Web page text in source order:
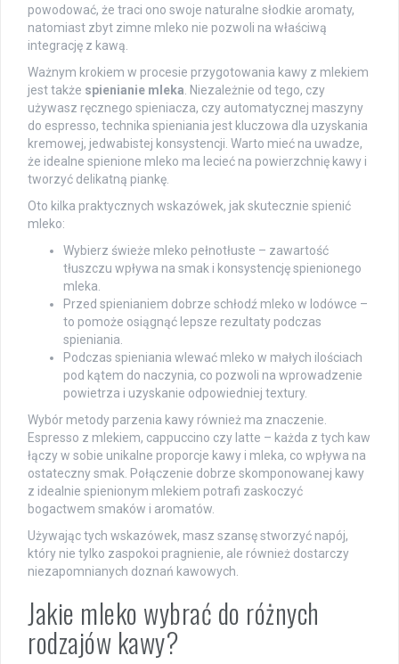
powodować, że traci ono swoje naturalne słodkie aromaty,
natomiast zbyt zimne mleko nie pozwoli na właściwą
integrację z kawą.
Ważnym krokiem w procesie przygotowania kawy z mlekiem
jest także spienianie mleka . Niezależnie od tego, czy
używasz ręcznego spieniacza, czy automatycznej maszyny
do espresso, technika spieniania jest kluczowa dla uzyskania
kremowej, jedwabistej konsystencji. Warto mieć na uwadze,
że idealne spienione mleko ma lecieć na powierzchnię kawy i
tworzyć delikatną piankę.
Oto kilka praktycznych wskazówek, jak skutecznie spienić
mleko:
Wybierz świeże mleko pełnotłuste – zawartość
tłuszczu wpływa na smak i konsystencję spienionego
mleka.
Przed spienianiem dobrze schłodź mleko w lodówce –
to pomoże osiągnąć lepsze rezultaty podczas
spieniania.
Podczas spieniania wlewać mleko w małych ilościach
pod kątem do naczynia, co pozwoli na wprowadzenie
powietrza i uzyskanie odpowiedniej textury.
Wybór metody parzenia kawy również ma znaczenie.
Espresso z mlekiem, cappuccino czy latte – każda z tych kaw
łączy w sobie unikalne proporcje kawy i mleka, co wpływa na
ostateczny smak. Połączenie dobrze skomponowanej kawy
z idealnie spienionym mlekiem potrafi zaskoczyć
bogactwem smaków i aromatów.
Używając tych wskazówek, masz szansę stworzyć napój,
który nie tylko zaspokoi pragnienie, ale również dostarczy
niezapomnianych doznań kawowych.
Jakie mleko wybrać do różnych
rodzajów kawy?